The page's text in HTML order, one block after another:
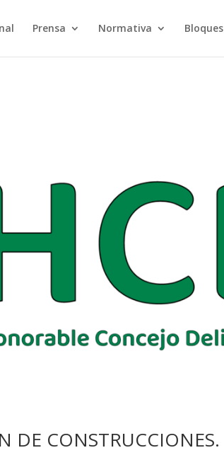
Prensa Normativa Bloques
DE CONSTRUCCIONES.